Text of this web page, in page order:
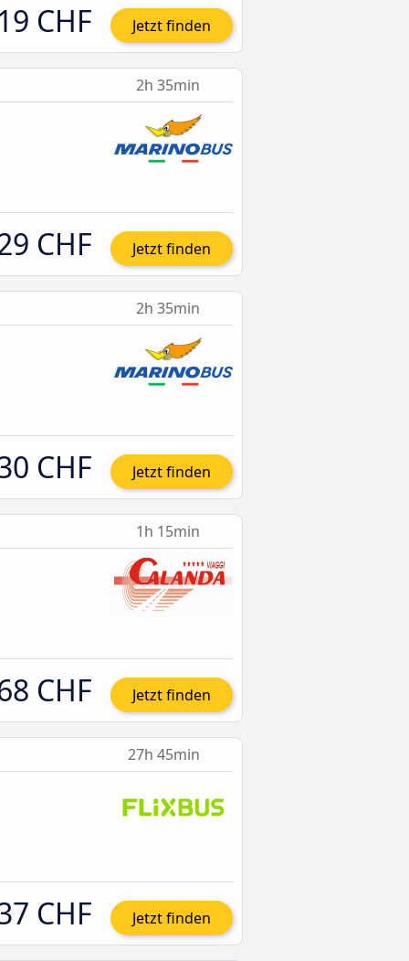
19 CHF Jetzt finden
2h 35min
CHF Jetzt finden
2h 35min
CHF Jetzt finden
1h 15min
CHF Jetzt finden
27h 45min
CHF Jetzt finden